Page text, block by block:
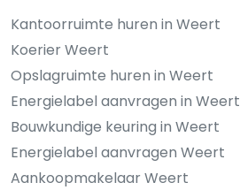
Kantoorruimte huren in Weert
Koerier Weert
Opslagruimte huren in Weert
Energielabel aanvragen in Weert
Bouwkundige keuring in Weert
Energielabel aanvragen Weert
Aankoopmakelaar Weert